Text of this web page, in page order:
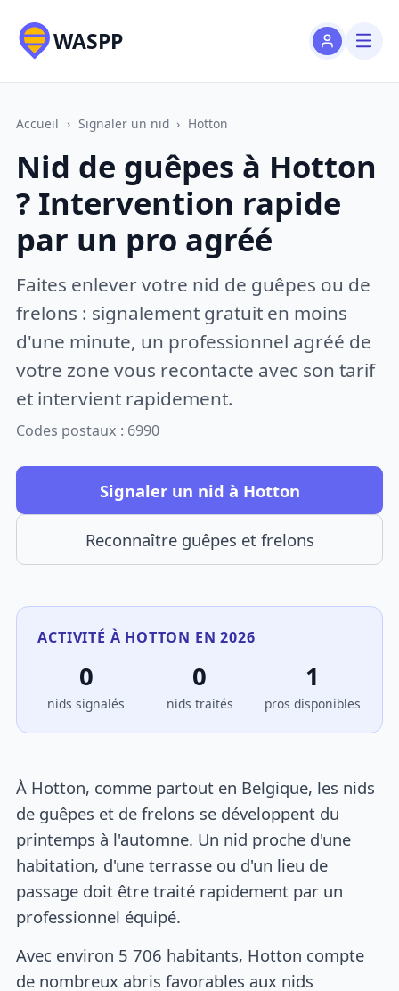
WASPP
Accueil › Signaler un nid › Hotton
Nid de guêpes à Hotton
? Intervention rapide
par un pro agréé
Faites enlever votre nid de guêpes ou de
frelons : signalement gratuit en moins
d'une minute, un professionnel agréé de
votre zone vous recontacte avec son tarif
et intervient rapidement.
Codes postaux : 6990
Signaler un nid à Hotton
Reconnaître guêpes et frelons
ACTIVITÉ À HOTTON EN 2026
0
nids signalés
0
nids traités
1
pros disponibles
À Hotton, comme partout en Belgique, les nids
de guêpes et de frelons se développent du
printemps à l'automne. Un nid proche d'une
habitation, d'une terrasse ou d'un lieu de
passage doit être traité rapidement par un
professionnel équipé.
Avec environ 5 706 habitants, Hotton compte
de nombreux abris favorables aux nids